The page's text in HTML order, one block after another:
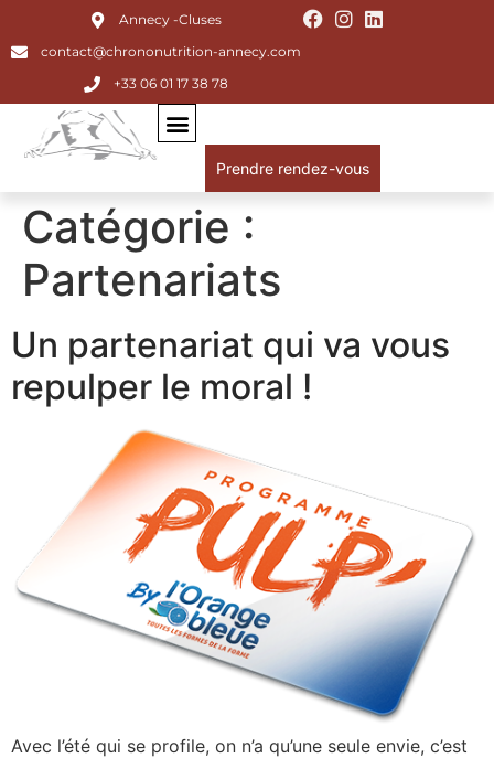
Annecy -Cluses
contact@chrononutrition-annecy.com
+33 06 01 17 38 78
Prendre rendez-vous
Catégorie :
Partenariats
Un partenariat qui va vous
repulper le moral !
Avec l’été qui se profile, on n’a qu’une seule envie, c’est